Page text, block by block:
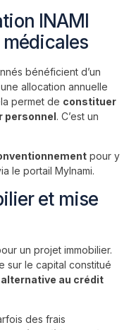
INAMI
bénéficient d’un
allocation annuelle
permet de constituer
personnel. C’est un
pour y
le portail MyInami.
et mise
un projet immobilier.
sur le capital constitué
alternative au crédit
des frais